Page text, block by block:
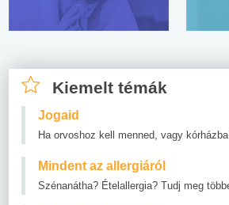
Kiemelt témák
Jogaid
Ha orvoshoz kell menned, vagy
Mindent az allergiáról
Szénanátha? Ételallergia? Tudj meg